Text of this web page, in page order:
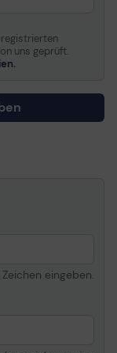
Garantie - 3
registrierten
uns geprüft.
eingeben.